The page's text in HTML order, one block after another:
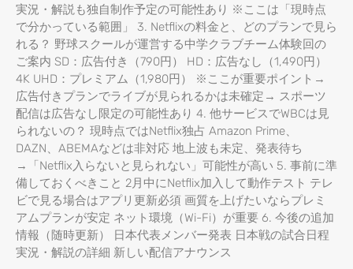
実況・解説も独自制作予定の可能性あり ※ここは「現時点
で分かっている範囲」 3. Netflixの料金と、どのプランで見ら
れる？ 野球スクールが運営する中学クラブチーム体験回の
ご案内 SD：広告付き（790円） HD：広告なし（1,490円）
4K UHD：プレミアム（1,980円） ※ここが重要ポイント→
広告付きプランでライブが見られるかは未確定→ スポーツ
配信は広告なし限定の可能性あり 4. 他サービスでWBCは見
られないの？ 現時点ではNetflix独占 Amazon Prime、
DAZN、ABEMAなどは非対応 地上波も未定、発表待ち
→「Netflix入らないと見られない」可能性が高い 5. 事前に準
備しておくべきこと 2月中にNetflix加入して動作テスト テレ
ビで見る場合はアプリ更新必須 画質を上げたいならプレミ
アムプランが安定 ネット環境（Wi-Fi）が重要 6. 今後の追加
情報（随時更新） 日本代表メンバー発表 日本戦の試合日程
実況・解説の詳細 新しい配信アナウンス